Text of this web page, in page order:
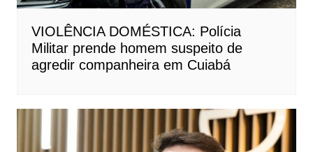
VIOLÊNCIA DOMÉSTICA: Polícia
Militar prende homem suspeito de
agredir companheira em Cuiabá